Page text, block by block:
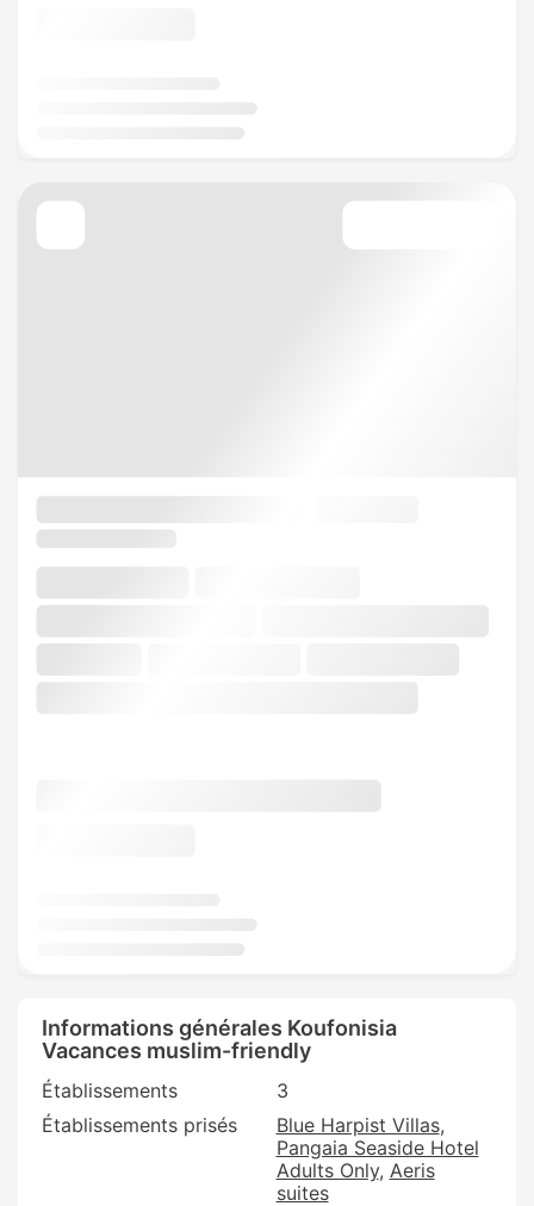
Informations générales Koufonisia
Vacances muslim-friendly
Établissements
3
Établissements prisés
Blue Harpist Villas
Pangaia Seaside Hotel
Adults Only Aeris
suites